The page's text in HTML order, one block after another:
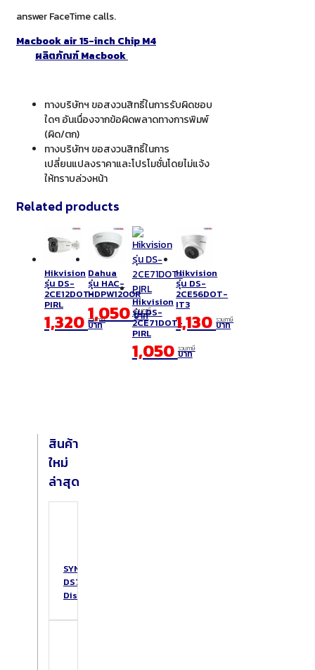
answer FaceTime calls.
Macbook air 15-inch Chip M4
ผลิตภัณฑ์ Macbook
ทางบริษัทฯ ขอสงวนสิทธิ์ในการรับผิดชอบ
ใดๆ อันเนื่องจากข้อผิดพลาดทางการพิมพ์
(ผิด/ตก)
ทางบริษัทฯ ขอสงวนสิทธิ์ในการ
เปลี่ยนแปลงราคาและโปรโมชั่นโดยไม่แจ้ง
ให้ทราบล่วงหน้า
Related products
Hikvision
รุ่น DS-
2CE12DOT-
PIRL
1,320 รวมภาษี
บาท
Dahua
รุ่น HAC-
HDPW1200R
1,050รวมภาษี
บาท
Hikvision
รุ่น DS-
2CE71DOT-
PIRL
1,050รวมภาษี
บาท
Hikvision
รุ่น DS-
2CE56DOT-
IT3
1,130รวมภาษี
บาท
สินค้า
ใหม่
ล่าสุด
SYNOLOGY
DS725+
DiskStation